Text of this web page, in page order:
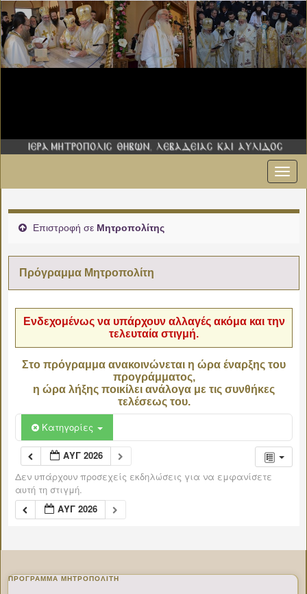
Επιστροφή σε Μητροπολίτης
Πρόγραμμα Μητροπολίτη
Ενδεχομένως να υπάρχουν αλλαγές ακόμα και την
τελευταία στιγμή.
Στο πρόγραμμα ανακοινώνεται η ώρα έναρξης του
προγράμματος,
η ώρα λήξης ποικίλει ανάλογα με τις συνθήκες
τελέσεως του.
Κατηγορίες
ΑΥΓ 2026
Δεν υπάρχουν προσεχείς εκδηλώσεις για να εμφανίσετε
αυτή τη στιγμή.
ΑΥΓ 2026
ΠΡΌΓΡΑΜΜΑ ΜΗΤΡΟΠΟΛΊΤΗ